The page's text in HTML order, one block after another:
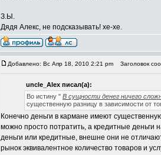
З.Ы.
Дядя Алекс, не подсказывать! хе-хе.
Добавлено: Вс Апр 18, 2010 2:21 pm Заголовок
uncle_Alex писал(а):
Во истину " В сущности денег ничего
существенную разницу в зависимости от
Конечно деньги в кармане имеют
можно просто потратить, а кредитные деньги
деньги или кредитные, внешне они не
рынок эквивалентное количество товаров и